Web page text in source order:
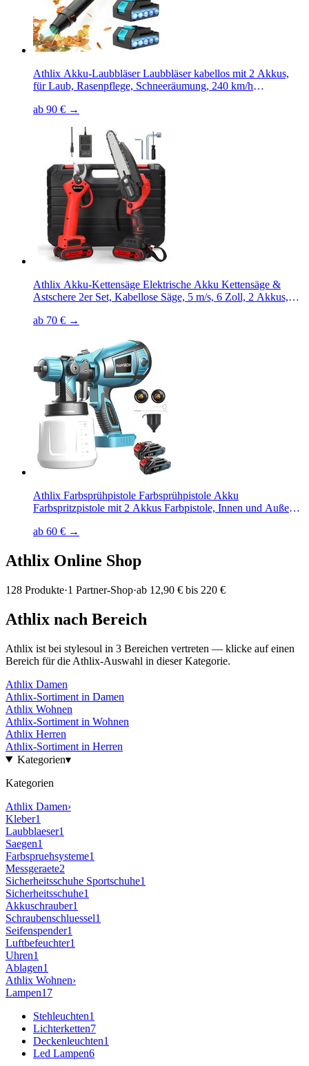
Athlix Akku-Laubbläser Laubbläser kabellos mit 2 Akkus,
für Laub, Rasenpflege, Schneeräumung, 240 km/h
ab 90 € →
Athlix Akku-Kettensäge Elektrische Akku Kettensäge &
Astschere 2er Set, Kabellose Säge, 5 m/s, 6 Zoll, 2 Akkus,
ab 70 € →
Athlix Farbsprühpistole Farbsprühpistole Akku
Farbspritzpistole mit 2 Akkus Farbpistole, Innen und Außen,
ab 60 € →
Athlix Online Shop
128 Produkte·1 Partner-Shop·ab 12,90 € bis 220 €
Athlix nach Bereich
Athlix ist bei stylesoul in 3 Bereichen vertreten — klicke auf einen
Bereich für die Athlix-Auswahl in dieser Kategorie.
Athlix Damen
Athlix-Sortiment in Damen
Athlix Wohnen
Athlix-Sortiment in Wohnen
Athlix Herren
Athlix-Sortiment in Herren
Kategorien▾
Kategorien
Athlix Damen›
Kleber1
Laubblaeser1
Saegen1
Farbspruehsysteme1
Messgeraete2
Sicherheitsschuhe Sportschuhe1
Sicherheitsschuhe1
Akkuschrauber1
Schraubenschluessel1
Seifenspender1
Luftbefeuchter1
Uhren1
Ablagen1
Athlix Wohnen›
Lampen17
Stehleuchten1
Lichterketten7
Deckenleuchten1
Led Lampen6